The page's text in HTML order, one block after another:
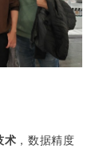
术 ，数据精度